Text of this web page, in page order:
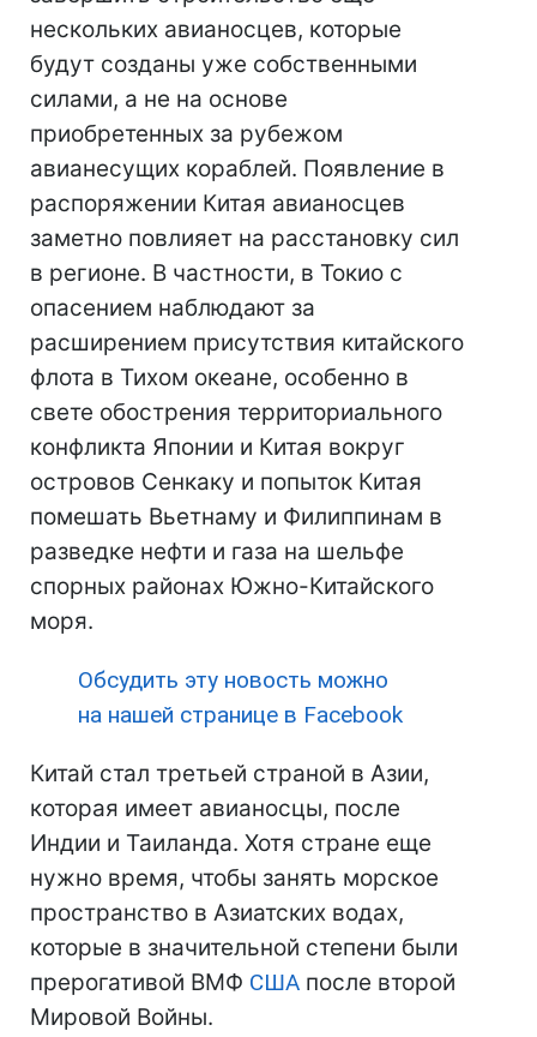
нескольких авианосцев, которые
будут созданы уже собственными
силами, а не на основе
приобретенных за рубежом
авианесущих кораблей. Появление в
распоряжении Китая авианосцев
заметно повлияет на расстановку сил
в регионе. В частности, в Токио с
опасением наблюдают за
расширением присутствия китайского
флота в Тихом океане, особенно в
свете обострения территориального
конфликта Японии и Китая вокруг
островов Сенкаку и попыток Китая
помешать Вьетнаму и Филиппинам в
разведке нефти и газа на шельфе
спорных районах Южно-Китайского
моря.
Обсудить эту новость можно
на нашей странице в Facebook
Китай стал третьей страной в Азии,
которая имеет авианосцы, после
Индии и Таиланда. Хотя стране еще
нужно время, чтобы занять морское
пространство в Азиатских водах,
которые в значительной степени были
прерогативой ВМФ США после второй
Мировой Войны.